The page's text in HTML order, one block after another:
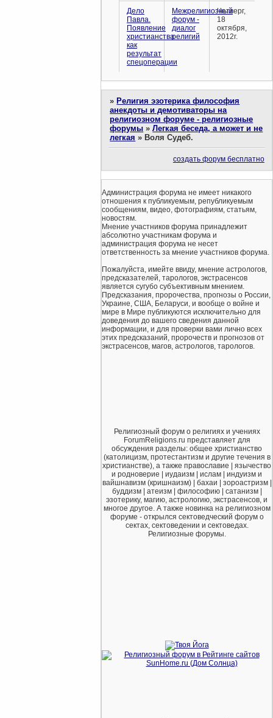
Дело
Павла.
Появление
христианства
как
результат
спецоперации
Межрелигиозный
форум -
диалог
религий
Четверг,
18
октября,
2012г.
» Религия эзотерика философия
анекдоты и демотиваторы на
религиозном форуме - религиозные
форумы »Легкая беседа, а может и не
легкая » Воля Судеб.
создать форум бесплатно
Администрация форума не имеет никакого
отношения к публикуемым, републикуемым
сообщениям, видео, фотографиям, статьям,
новостям.
Мнение участников форума принадлежит
абсолютно участникам форума и
администрация форума не несет
ответственность за мнение участников форума.
Пожалуйста, имейте ввиду, мнение астрологов,
предсказателей, тарологов, экстрасенсов
является сугубо субъективным мнением.
Предсказания, пророчества, прогнозы о России,
Украине, США, Беларуси, и вообще о войне и
мире в Мире публикуются исключительно для
доведения до вашего сведения данной
информации, и для проверки вами лично всех
этих предсказаний, пророчеств и прогнозов от
экстрасенсов, магов, астрологов, тарологов.
Религиозный форум о религиях и учениях
ForumReligions.ru представляет для
обсуждения разделы: общее христианство
(католицизм, протестантизм и другие течения в
христианстве), а также православие | язычество
и родноверие | иудаизм | ислам | индуизм и
вайшнавизм (кришнаизм) | бахаи | зороастризм |
буддизм | атеизм | философию | сатанизм |
эзотерику, магию, астрологию, экстрасенсов, и
многое другое. А также новинка на религиозном
форуме - открылся сектоведческий форум о
сектах, сектоведении и сектоведах.
Религиозные форумы.